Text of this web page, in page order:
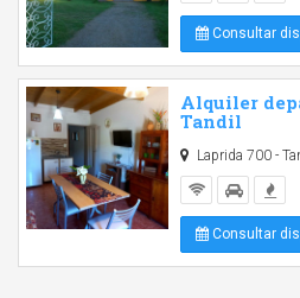
Consultar
Alquiler
Tandil
Laprida 700 -
Consultar